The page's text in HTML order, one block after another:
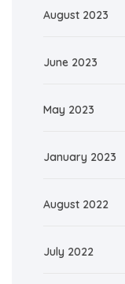
August 2023
June 2023
May 2023
January 2023
August 2022
July 2022